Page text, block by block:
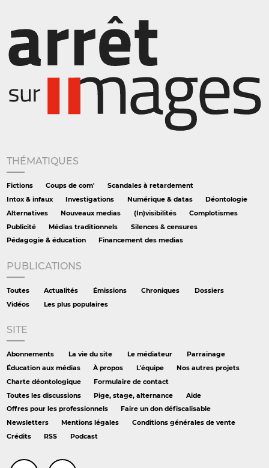
THÉMATIQUES
Fictions Coups de com'
Scandales à retardement
Intox & infaux
Investigations Numérique & datas
Déontologie
Alternatives
Nouveaux medias (In)visibilités
Complotismes
Publicité
Médias traditionnels
Silences & censures
Pédagogie & éducation
Financement des medias
PUBLICATIONS
Toutes Actualités Émissions Chroniques
Dossiers
Vidéos
Les plus populaires
SITE
Abonnements La vie du site Le médiateur
Parrainage
Éducation aux médias
À propos L'équipe
Nos autres projets
Charte déontologique
Formulaire de contact
Toutes les discussions
Pige, stage, alternance
Aide
Offres pour les professionnels
Faire un don défiscalisable
Newsletters
Mentions légales
Conditions générales de vente
Crédits
RSS Podcast